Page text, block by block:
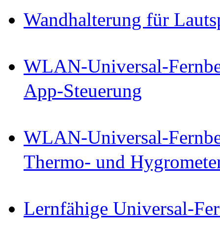
Wandhalterung für
WLAN-Universal-
App-Steuerung
WLAN-Universal-
Thermo- und
Lernfähige Universal-